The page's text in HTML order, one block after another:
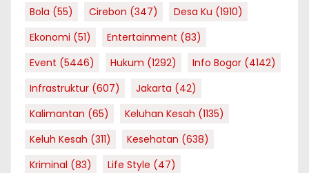
Bola (55) Cirebon (347) Desa Ku (1910)
Ekonomi (51) Entertainment (83)
Event (5446) Hukum (1292) Info Bogor (4142)
Infrastruktur (607) Jakarta (42)
Kalimantan (65) Keluhan Kesah (1135)
Keluh Kesah (311) Kesehatan (638)
Kriminal (83) Life Style (47)